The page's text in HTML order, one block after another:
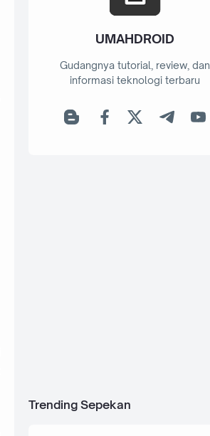
UMAHDROID
Gudangnya tutorial, review, dan
informasi teknologi terbaru
Trending Sepekan